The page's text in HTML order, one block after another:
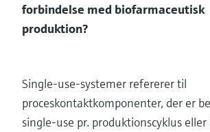
forbindelse med biofarmaceutisk
produktion?
Single-use-systemer refererer til
proceskontaktkomponenter, der er
single-use pr. produktionscyklus eller